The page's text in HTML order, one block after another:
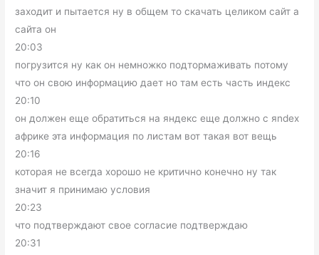
заходит и пытается ну в общем то скачать целиком сайт а
сайта он
20:03
погрузится ну как он немножко подтормаживать потому
что он свою информацию дает но там есть часть индекс
20:10
он должен еще обратиться на яндекс еще должно с яndex
африке эта информация по листам вот такая вот вещь
20:16
которая не всегда хорошо не критично конечно ну так
значит я принимаю условия
20:23
что подтверждают свое согласие подтверждаю
20:31